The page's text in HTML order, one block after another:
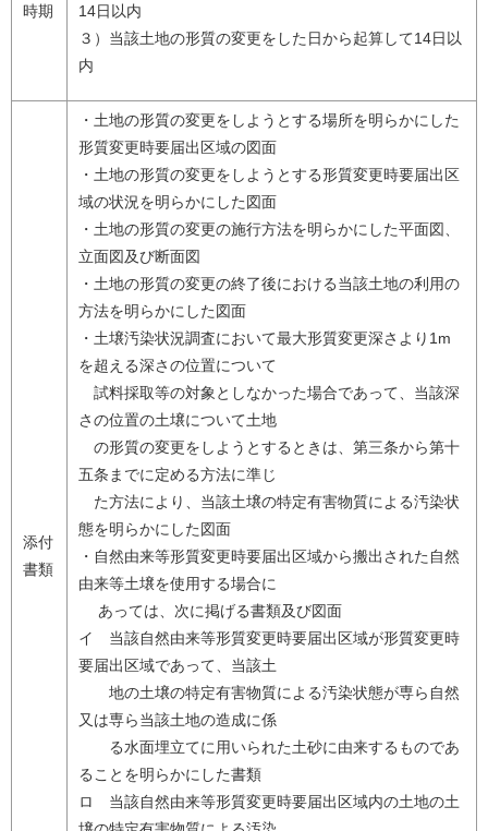
時期
14日以内
３）当該土地の形質の変更をした日から起算して14日以
内
添付
書類
・土地の形質の変更をしようとする場所を明らかにした
形質変更時要届出区域の図面
・土地の形質の変更をしようとする形質変更時要届出区
域の状況を明らかにした図面
・土地の形質の変更の施行方法を明らかにした平面図、
立面図及び断面図
・土地の形質の変更の終了後における当該土地の利用の
方法を明らかにした図面
・土壌汚染状況調査において最大形質変更深さより1m
を超える深さの位置について
試料採取等の対象としなかった場合であって、当該深
さの位置の土壌について土地
の形質の変更をしようとするときは、第三条から第十
五条までに定める方法に準じ
た方法により、当該土壌の特定有害物質による汚染状
態を明らかにした図面
・自然由来等形質変更時要届出区域から搬出された自然
由来等土壌を使用する場合に
あっては、次に掲げる書類及び図面
イ 当該自然由来等形質変更時要届出区域が形質変更時
要届出区域であって、当該土
地の土壌の特定有害物質による汚染状態が専ら自然
又は専ら当該土地の造成に係
る水面埋立てに用いられた土砂に由来するものであ
ることを明らかにした書類
ロ 当該自然由来等形質変更時要届出区域内の土地の土